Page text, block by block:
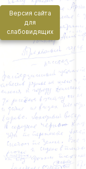
Версия сайта
для
слабовидящих